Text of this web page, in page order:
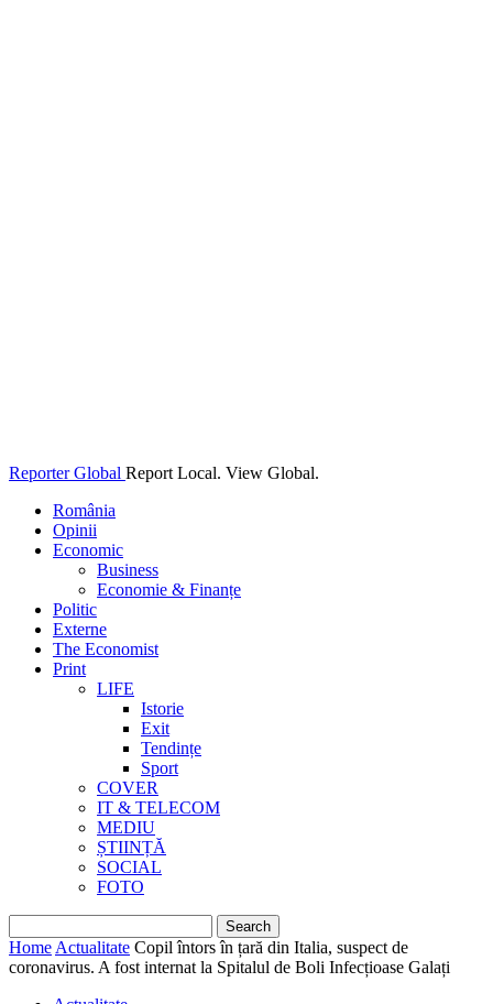
Reporter Global Report Local. View Global.
România
Opinii
Economic
Business
Economie & Finanțe
Politic
Externe
The Economist
Print
LIFE
Istorie
Exit
Tendințe
Sport
COVER
IT & TELECOM
MEDIU
ȘTIINȚĂ
SOCIAL
FOTO
Home Actualitate Copil întors în țară din Italia, suspect de
coronavirus. A fost internat la Spitalul de Boli Infecțioase Galați